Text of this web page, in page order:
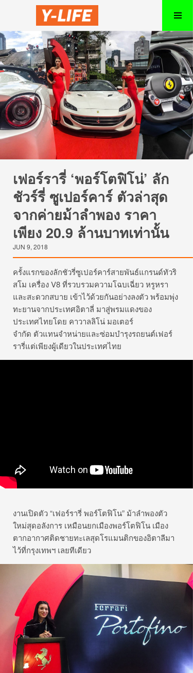
เฟอร์รารี่ ‘พอร์โตฟิโน่’ ลัก
ชัวร์รี่ ซูเปอร์คาร์ ตัวล่าสุด
จากค่ายม้าลำพอง ราคา
เพียง 20.9 ล้านบาทเท่านั้น
JUN 9, 2018
ครั้งแรกของลักชัวรี่ซูเปอร์คาร์สายพันธ์แกรนด์ทัวริ
สโม เครื่อง V8ที่รวบรวมความโฉบเฉี่ยว หรูหรา
และสะดวกสบาย เข้าไว้ด้วยกันอย่างลงตัวพร้อมพุ่ง
ทะยานจากประเทศอิตาลี่ มาสู่พรมแดงของ
ประเทศไทยโดย คาวาลลิโน่ มอเตอร์
จำกัด ตัวแทนจำหน่ายและซ่อมบำรุงรถยนต์เฟอร์
รารี่แต่เพียงผู้เดียวในประเทศไทย
งานเปิดตัว “เฟอร์รารี่ พอร์โตฟิโน” ม้าลำพองตัว
ใหม่สุดอลังการ เหมือนยกเมืองพอร์โตฟิโน เมือง
ตากอากาศติดชายทะเลสุดโรแมนติกของอิตาลีมา
ไว้ที่กรุงเทพฯ เลยทีเดียว